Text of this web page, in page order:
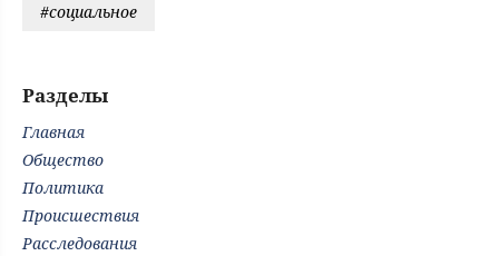
#социальное
Разделы
Главная
Общество
Политика
Происшествия
Расследования